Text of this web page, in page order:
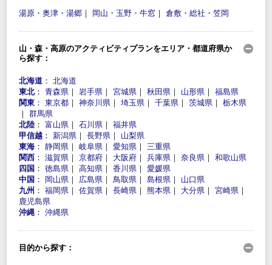
湯原・奥津・湯郷 ｜ 岡山・玉野・牛窓 ｜ 倉敷・総社・笠岡
山・森・高原のアクティビティプランをエリア・都道府県か
ら探す：
北海道 ： 北海道
東北： 青森県 ｜ 岩手県 ｜ 宮城県 ｜ 秋田県 ｜ 山形県 ｜ 福島県
関東 ： 東京都 ｜ 神奈川県 ｜ 埼玉県 ｜ 千葉県 ｜ 茨城県 ｜ 栃木県
｜ 群馬県
北陸 ： 富山県 ｜ 石川県 ｜ 福井県
甲信越 ： 新潟県 ｜ 長野県 ｜ 山梨県
東海 ： 静岡県 ｜ 岐阜県 ｜ 愛知県 ｜ 三重県
関西 ： 滋賀県 ｜ 京都府 ｜ 大阪府 ｜ 兵庫県 ｜ 奈良県 ｜ 和歌山県
四国 ： 徳島県 ｜ 高知県 ｜ 香川県 ｜ 愛媛県
中国 ： 岡山県 ｜ 広島県 ｜ 鳥取県 ｜ 島根県 ｜ 山口県
九州 ： 福岡県 ｜ 佐賀県 ｜ 長崎県 ｜ 熊本県 ｜ 大分県 ｜ 宮崎県 ｜
鹿児島県
沖縄 ： 沖縄県
目的から探す：